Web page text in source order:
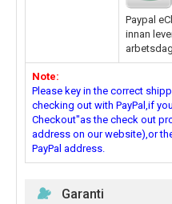
Paypal
innan
Note:
Please key in the correct
checking out with PayPal,if
Checkout"as the check out
address on our website),or
PayPal address.
Garanti